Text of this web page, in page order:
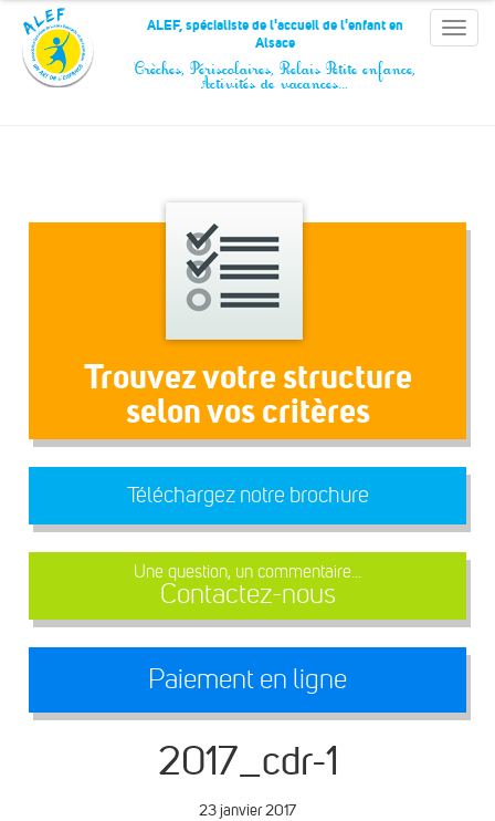
Panneau de gestion des cookies
Toggle
ALEF, spécialiste de l'accueil de l'enfant en
Alsace
Crèches, Périscolaires, Relais Petite enfance,
Activités de vacances…
Trouvez votre structure
selon vos critères
Téléchargez notre brochure
Une question, un commentaire...
Contactez-nous
Paiement en ligne
2017_cdr-1
23 janvier 2017